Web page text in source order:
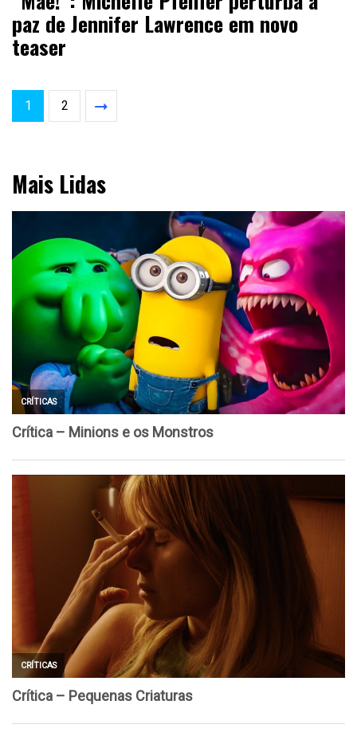
paz de Jennifer Lawrence em novo
teaser
1 2
Mais Lidas